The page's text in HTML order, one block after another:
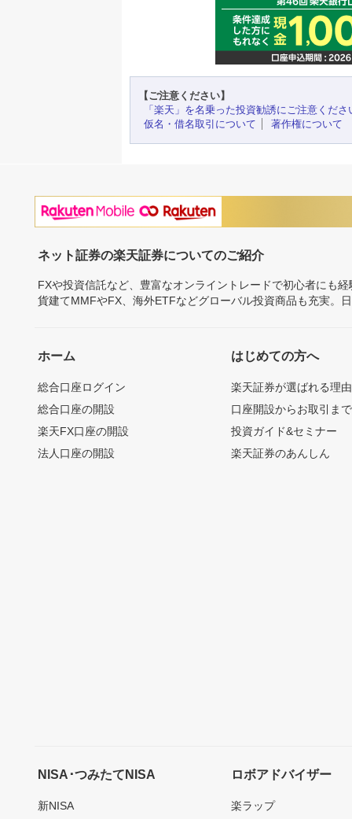
【ご注意ください】
「楽天」を名乗った投資勧誘にご注意くださ
仮名・借名取引について
著作権について
ネット証券の楽天証券についてのご紹介
FXや投資信託など、豊富なオンライントレードで初心者にも
貨建てMMFやFX、海外ETFなどグローバル投資商品も充実。
ホーム
総合口座ログイン
総合口座の開設
楽天FX口座の開設
法人口座の開設
はじめての方へ
楽天証券が選ばれる理由
口座開設からお取引ま
投資ガイド&セミナー
楽天証券のあんしん
NISA･つみたてNISA
新NISA
ロボアドバイザー
楽ラップ